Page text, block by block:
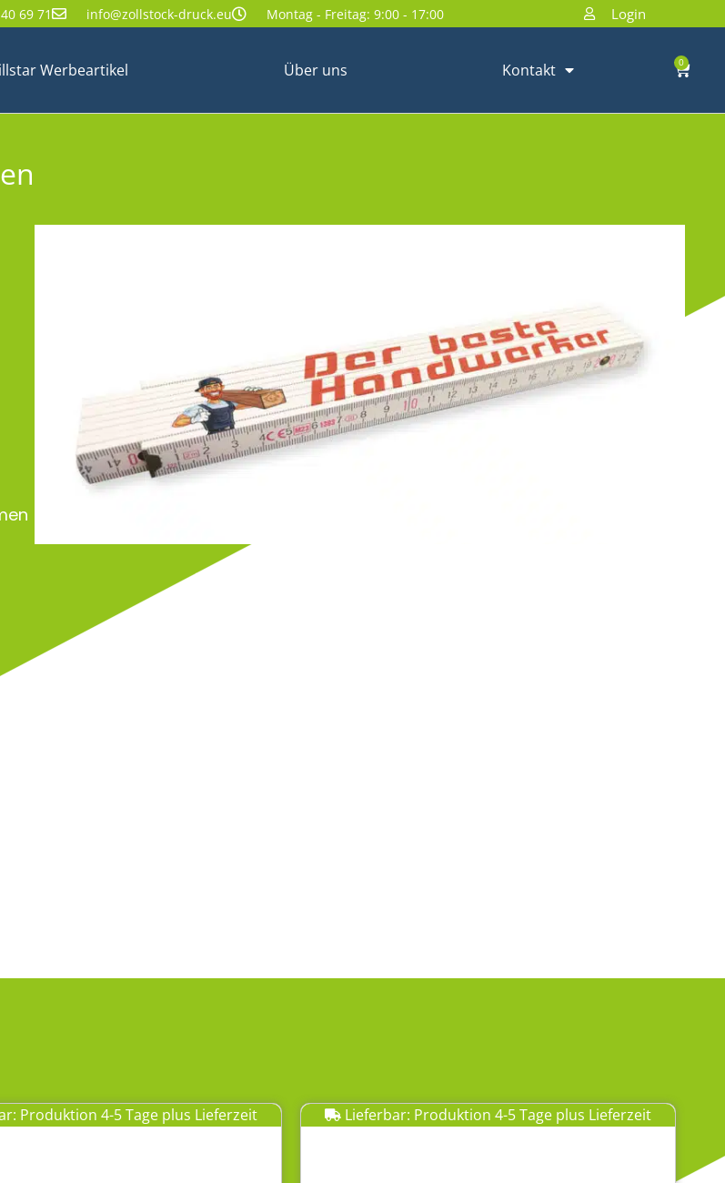
69 71 info@zollstock-druck.eu Montag - Freitag: 9:00 - 17:00 Login
Werbeartikel Über uns Kontakt 0
Produktion 4-5 Tage plus Lieferzeit Lieferbar: Produktion 4-5 Tage plus Lieferzeit